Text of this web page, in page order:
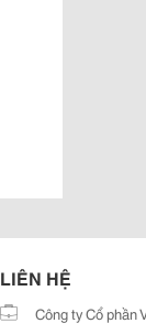
LIÊN HỆ
Công ty Cổ phần